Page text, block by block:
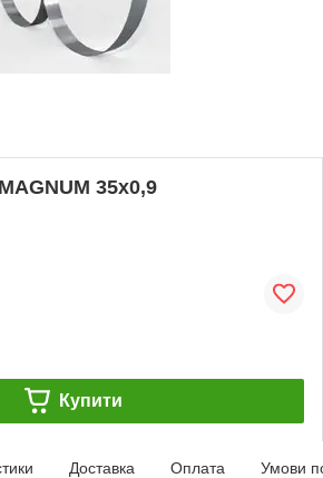
35х0,9
Купити
Доставка Оплата Умови